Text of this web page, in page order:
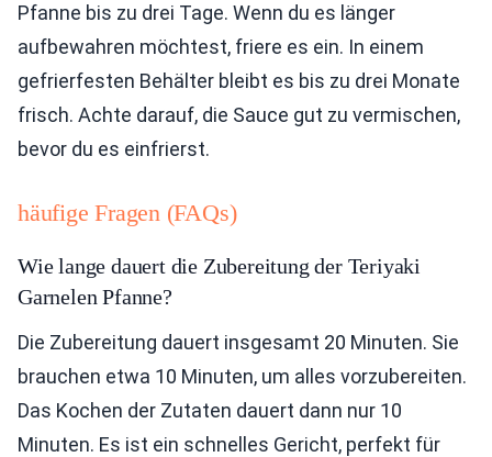
Pfanne bis zu drei Tage. Wenn du es länger
aufbewahren möchtest, friere es ein. In einem
gefrierfesten Behälter bleibt es bis zu drei Monate
frisch. Achte darauf, die Sauce gut zu vermischen,
bevor du es einfrierst.
häufige Fragen (FAQs)
Wie lange dauert die Zubereitung der Teriyaki
Garnelen Pfanne?
Die Zubereitung dauert insgesamt 20 Minuten. Sie
brauchen etwa 10 Minuten, um alles vorzubereiten.
Das Kochen der Zutaten dauert dann nur 10
Minuten. Es ist ein schnelles Gericht, perfekt für